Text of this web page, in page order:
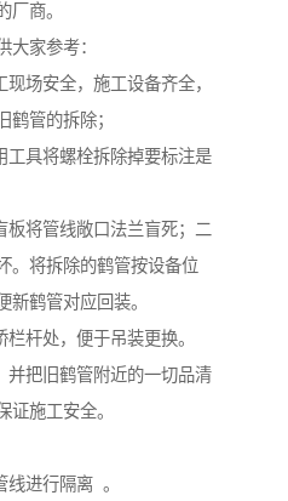
厂商。
大家参考：
场安全，施工设备齐全，
鹤管的拆除；
工具将螺栓拆除掉要标注是
板将管线敞口法兰盲死；二
。将拆除的鹤管按设备位
新鹤管对应回装。
杆处，便于吊装更换。
并把旧鹤管附近的一切品清
证施工安全。
线进行隔离 。